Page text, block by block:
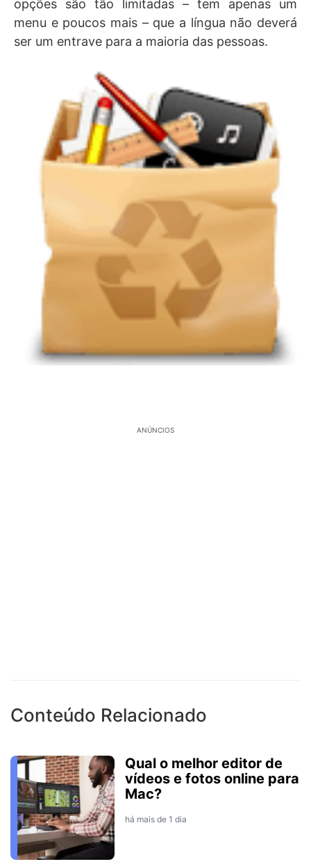
opções são tão limitadas – tem apenas um
menu e poucos mais – que a língua não deverá
ser um entrave para a maioria das pessoas.
ANÚNCIOS
Conteúdo Relacionado
Qual o melhor editor de
vídeos e fotos online para
Mac?
há mais de 1 dia